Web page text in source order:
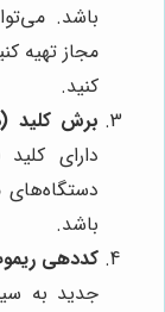
مجاز تهیه
کنید.
برش کلید
دارای
باشد.
کددهی
جدید به